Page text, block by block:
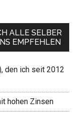
ALLE SELBER
EMPFEHLEN
den ich seit 2012
hohen Zinsen